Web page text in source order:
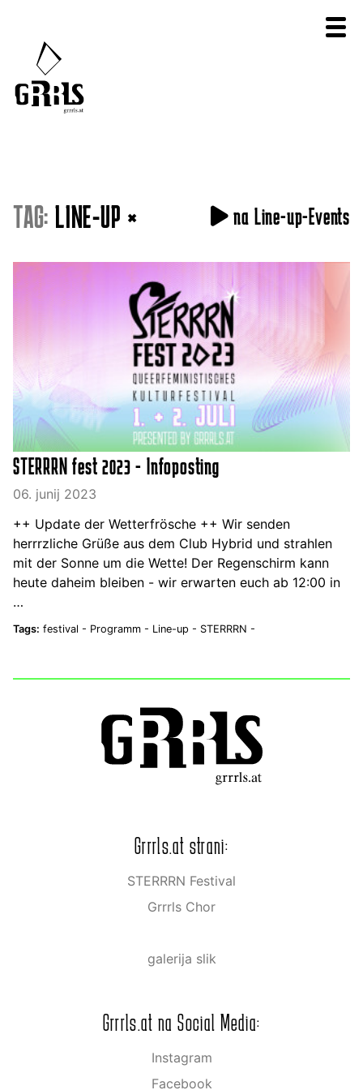
TAG: LINE-UP × na Line-up-Events
STERRRN fest 2023 - Infoposting
06. junij 2023
++ Update der Wetterfrösche ++ Wir senden
herrrzliche Grüße aus dem Club Hybrid und strahlen
mit der Sonne um die Wette! Der Regenschirm kann
heute daheim bleiben - wir erwarten euch ab 12:00 in
…
Tags: festival - Programm - Line-up - STERRRN -
Grrrls.at strani:
STERRRN Festival
Grrrls Chor
galerija slik
Grrrls.at na Social Media:
Instagram
Facebook